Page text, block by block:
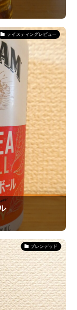
テイスティングレビュー
ブレンデッド